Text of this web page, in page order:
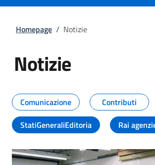
Homepage / Notizie
Notizie
Tutti i contenuti della
Comunicazione Contributi
StatiGeneraliEditoria
Rai